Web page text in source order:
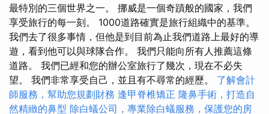
最特別的三個世界之一。 挪威是一個奇蹟般的國家，我們
享受旅行的每一刻。 1000道路確實是旅行組織中的基準。
我們去了很多事情，但他是到目前為止我們道路上最好的導
遊，看到他可以與球隊合作。 我們只能向所有人推薦這條
道路。 我們已經和您的辦公室旅行了幾次，現在不必失
望。 我們非常享受自己，並且有不尋常的經歷。 了解會計
師服務，幫助您規劃財務 逢甲脊椎矯正 隆鼻手術，打造自
然精緻的鼻型 除白蟻公司，專業除白蟻服務，保護您的房